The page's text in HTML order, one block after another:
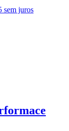
sem juros